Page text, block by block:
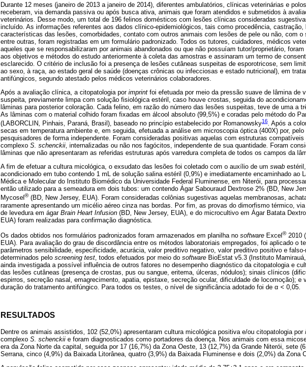
Durante 12 meses (janeiro de 2013 a janeiro de 2014), diferentes ambulatórios, clínicas veterinárias e
receberam, via demanda passiva ou após busca ativa, animais que foram atendidos e submetidos à
veterinários. Desse modo, um total de 196 felinos domésticos com lesões clínicas consideradas
incluído. As informações referentes aos dados clínico-epidemiológicos, tais como procedência, castração,
características das lesões, comorbidades, contato com outros animais com lesões de pele ou não, com o
entre outras, foram registradas em um formulário padronizado. Todos os tutores, cuidadores, médicos
aqueles que se responsabilizaram por animais abandonados ou que não possuíam tutor/proprietário,
aos objetivos e métodos do estudo anteriormente à coleta das amostras e assinaram um termo de
esclarecido. O critério de inclusão foi a presença de lesões cutâneas suspeitas de esporotricose, sem
ao sexo, à raça, ao estado geral de saúde (doenças crônicas ou infecciosas e estado nutricional), em
antifúngicos, segundo atestado pelos médicos veterinários colaboradores.
Após a avaliação clínica, a citopatologia por imprint foi efetuada por meio da pressão suave de lâmina de
suspeita, previamente limpa com solução fisiológica estéril, caso houve crostas, seguida do
lâminas para posterior coloração. Cada felino, em razão do número das lesões suspeitas, teve de uma a
As lâminas com o material colhido foram fixadas em álcool absoluto (99,5%) e coradas pelo método do
(LABORCLIN, Pinhais, Paraná, Brasil), baseado no princípio estabelecido por Romanowsky16. Após a
secas em temperatura ambiente e, em seguida, efetuada a análise em microscopia óptica (400X) por, pelo
pesquisadores de forma independente. Foram consideradas positivas aquelas com estruturas
complexo S. schenckii, internalizadas ou não nos fagócitos, independente de sua quantidade. Foram
lâminas que não apresentaram as referidas estruturas após varredura completa de todos os campos da
A fim de efetuar a cultura micológica, o exsudato das lesões foi coletado com o auxílio de um swab
acondicionado em tubo contendo 1 mL de solução salina estéril (0,9%) e imediatamente encaminhado ao
Médica e Molecular do Instituto Biomédico da Universidade Federal Fluminense, em Niterói, para
então utilizado para a semeadura em dois tubos: um contendo Ágar Sabouraud Dextrose 2% (BD, New
Mycosel ® (BD, New Jersey, EUA). Foram consideradas colônias sugestivas aquelas membranosas,
raramente apresentando um micélio aéreo cinza nas bordas. Por fim, as provas do dimorfismo térmico,
de levedura em ágar Brain Heart Infusion (BD, New Jersey, EUA), e do microcultivo em Ágar Batata
EUA) foram realizadas para confirmação diagnóstica.
Os dados obtidos nos formulários padronizados foram armazenados em planilha no software Excel ® 2010
EUA). Para avaliação do grau de discordância entre os métodos laboratoriais empregados, foi aplicado o
parâmetros sensibilidade, especificidade, acurácia, valor preditivo negativo, valor preditivo positivo e
determinados pelo screening test, todos efetuados por meio do software BioEstat v5.3 (Instituto
ainda investigada a possível influência de outros fatores no desempenho diagnóstico da citopatologia e
das lesões cutâneas (presença de crostas, pus ou sangue, eritema, úlceras, nódulos); sinais clínicos
espirros, secreção nasal, emagrecimento, apatia, epistaxe, secreção ocular, dificuldade de locomoção); e
duração do tratamento antifúngico. Para todos os testes, o nível de significância adotado foi de α < 0,05.
RESULTADOS
Dentre os animais assistidos, 102 (52,0%) apresentaram cultura micológica positiva e/ou citopatologia por
complexo S. schenckii e foram diagnosticados como portadores da doença. Nos animais com essa
era da Zona Norte da capital, seguida por 17 (16,7%) da Zona Oeste, 13 (12,7%) da Grande Niterói, sete
Serrana, cinco (4,9%) da Baixada Litorânea, quatro (3,9%) da Baixada Fluminense e dois (2,0%) da Zona